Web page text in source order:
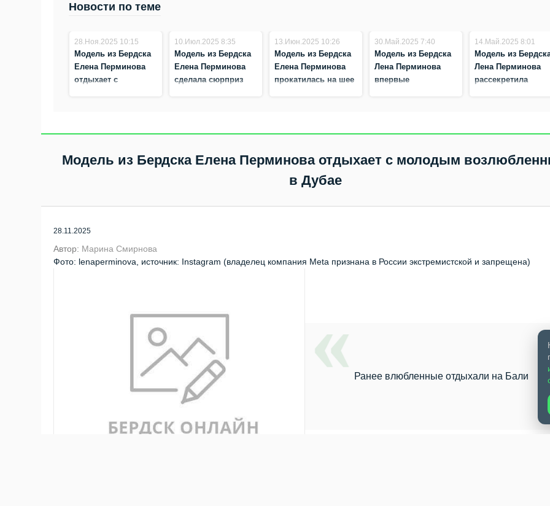
Новости по теме
28.Ноя.2025 10:15
Модель из Бердска
Елена Перминова
отдыхает с
10.Июл.2025 8:35
Модель из Бердска
Елена Перминова
сделала сюрприз
13.Июн.2025 10:26
Модель из Бердска
Елена Перминова
прокатилась на шее
30.Май.2025 7:40
Модель из Бердска
Лена Перминова
впервые
возлюбленным
14.Май.2025 8:01
Модель из
Лена Перминова
рассекретила
Модель из Бердска Елена Перминова отдыхает с молодым
в Дубае
28.11.2025
Автор: Марина Смирнова
Фото: lenaperminova, источник: Instagram (владелец компания Meta признана в России экстремистской и запрещена)
Ранее влюбленные отдыхали на Бали